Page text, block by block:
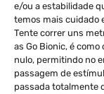
e/ou a estabilidade
temos mais cuidado
Tente correr uns
as Go Bionic, é
nulo, permitindo no
passagem de
passada totalmente